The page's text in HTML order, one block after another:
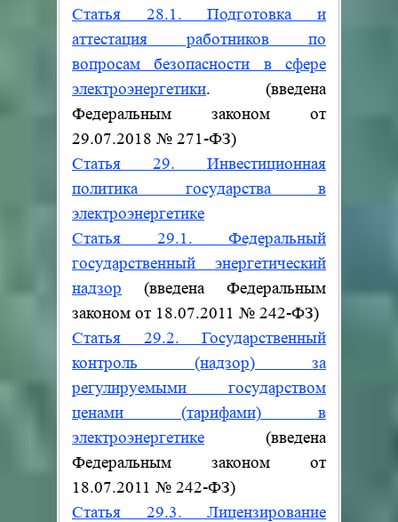
Статья 28.1. Подготовка и
аттестация работников по
вопросам безопасности в сфере
электроэнергетики. (введена
Федеральным законом от
29.07.2018 № 271-ФЗ)
Статья 29. Инвестиционная
политика государства в
электроэнергетике
Статья 29.1. Федеральный
государственный энергетический
надзор
(введена Федеральным
законом от 18.07.2011 № 242-ФЗ)
Статья 29.2. Государственный
контроль (надзор) за
регулируемыми государством
ценами (тарифами) в
электроэнергетике (введена
Федеральным законом от
18.07.2011 № 242-ФЗ)
Статья 29.3. Лицензирование